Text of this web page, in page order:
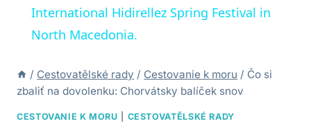
International Hidirellez Spring Festival in
North Macedonia.
/ Cestovatělské rady / Cestovanie k moru / Čo si
zbaliť na dovolenku: Chorvátsky balíček snov
CESTOVANIE K MORU CESTOVATĚLSKÉ RADY